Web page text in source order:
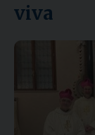
viva